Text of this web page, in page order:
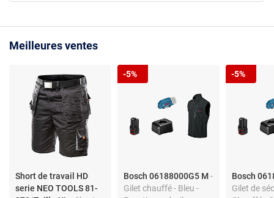
Meilleures ventes
Short de travail HD
serie NEO TOOLS 81-
Bosch 06188000G5 M-
Gilet chauffé - Bleu -
-5%
Bosch
Gilet de
-5%